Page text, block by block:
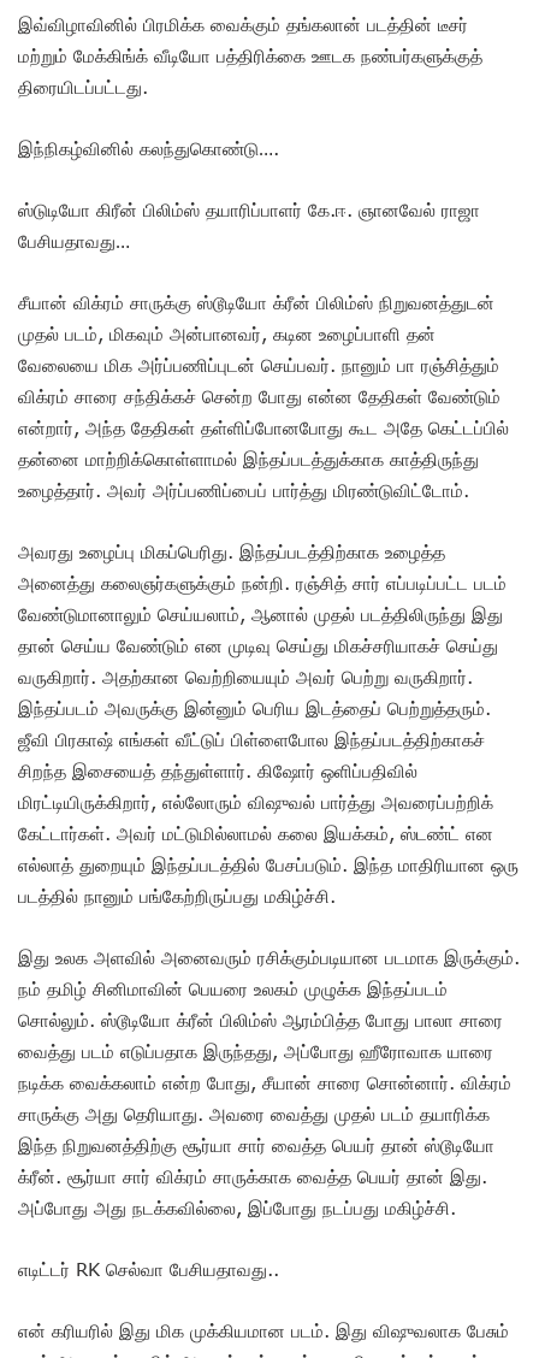
இவ்விழாவினில் பிரமிக்க வைக்கும் தங்கலான் படத்தின் டீசர்
மற்றும் மேக்கிங்க் வீடியோ பத்திரிக்கை ஊடக நண்பர்களுக்குத்
திரையிடப்பட்டது.
இந்நிகழ்வினில் கலந்துகொண்டு….
ஸ்டுடியோ கிரீன் பிலிம்ஸ் தயாரிப்பாளர் கே.ஈ. ஞானவேல் ராஜா
பேசியதாவது…
சீயான் விக்ரம் சாருக்கு ஸ்டூடியோ க்ரீன் பிலிம்ஸ் நிறுவனத்துடன்
முதல் படம், மிகவும் அன்பானவர், கடின உழைப்பாளி தன்
வேலையை மிக அர்ப்பணிப்புடன் செய்பவர். நானும் பா ரஞ்சித்தும்
விக்ரம் சாரை சந்திக்கச் சென்ற போது என்ன தேதிகள் வேண்டும்
என்றார், அந்த தேதிகள் தள்ளிப்போனபோது கூட அதே கெட்டப்பில்
தன்னை மாற்றிக்கொள்ளாமல் இந்தப்படத்துக்காக காத்திருந்து
உழைத்தார். அவர் அர்ப்பணிப்பைப் பார்த்து மிரண்டுவிட்டோம்.
அவரது உழைப்பு மிகப்பெரிது. இந்தப்படத்திற்காக உழைத்த
அனைத்து கலைஞர்களுக்கும் நன்றி. ரஞ்சித் சார் எப்படிப்பட்ட படம்
வேண்டுமானாலும் செய்யலாம், ஆனால் முதல் படத்திலிருந்து இது
தான் செய்ய வேண்டும் என முடிவு செய்து மிகச்சரியாகச் செய்து
வருகிறார். அதற்கான வெற்றியையும் அவர் பெற்று வருகிறார்.
இந்தப்படம் அவருக்கு இன்னும் பெரிய இடத்தைப் பெற்றுத்தரும்.
ஜீவி பிரகாஷ் எங்கள் வீட்டுப் பிள்ளைபோல இந்தப்படத்திற்காகச்
சிறந்த இசையைத் தந்துள்ளார். கிஷோர் ஒளிப்பதிவில்
மிரட்டியிருக்கிறார், எல்லோரும் விஷுவல் பார்த்து அவரைப்பற்றிக்
கேட்டார்கள். அவர் மட்டுமில்லாமல் கலை இயக்கம், ஸ்டண்ட் என
எல்லாத் துறையும் இந்தப்படத்தில் பேசப்படும். இந்த மாதிரியான ஒரு
படத்தில் நானும் பங்கேற்றிருப்பது மகிழ்ச்சி.
இது உலக அளவில் அனைவரும் ரசிக்கும்படியான படமாக இருக்கும்.
நம் தமிழ் சினிமாவின் பெயரை உலகம் முழுக்க இந்தப்படம்
சொல்லும். ஸ்டூடியோ க்ரீன் பிலிம்ஸ் ஆரம்பித்த போது பாலா சாரை
வைத்து படம் எடுப்பதாக இருந்தது, அப்போது ஹீரோவாக யாரை
நடிக்க வைக்கலாம் என்ற போது, சீயான் சாரை சொன்னார். விக்ரம்
சாருக்கு அது தெரியாது. அவரை வைத்து முதல் படம் தயாரிக்க
இந்த நிறுவனத்திற்கு சூர்யா சார் வைத்த பெயர் தான் ஸ்டூடியோ
க்ரீன். சூர்யா சார் விக்ரம் சாருக்காக வைத்த பெயர் தான் இது.
அப்போது அது நடக்கவில்லை, இப்போது நடப்பது மகிழ்ச்சி.
எடிட்டர் RK செல்வா பேசியதாவது..
என் கரியரில் இது மிக முக்கியமான படம். இது விஷுவலாக பேசும்